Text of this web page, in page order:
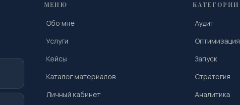
МЕНЮ
Обо мне
Услуги
Кейсы
Каталог материалов
Личный кабинет
КАТЕГОРИИ
Аудит
Оптимизация
Запуск
Стратегия
Аналитика